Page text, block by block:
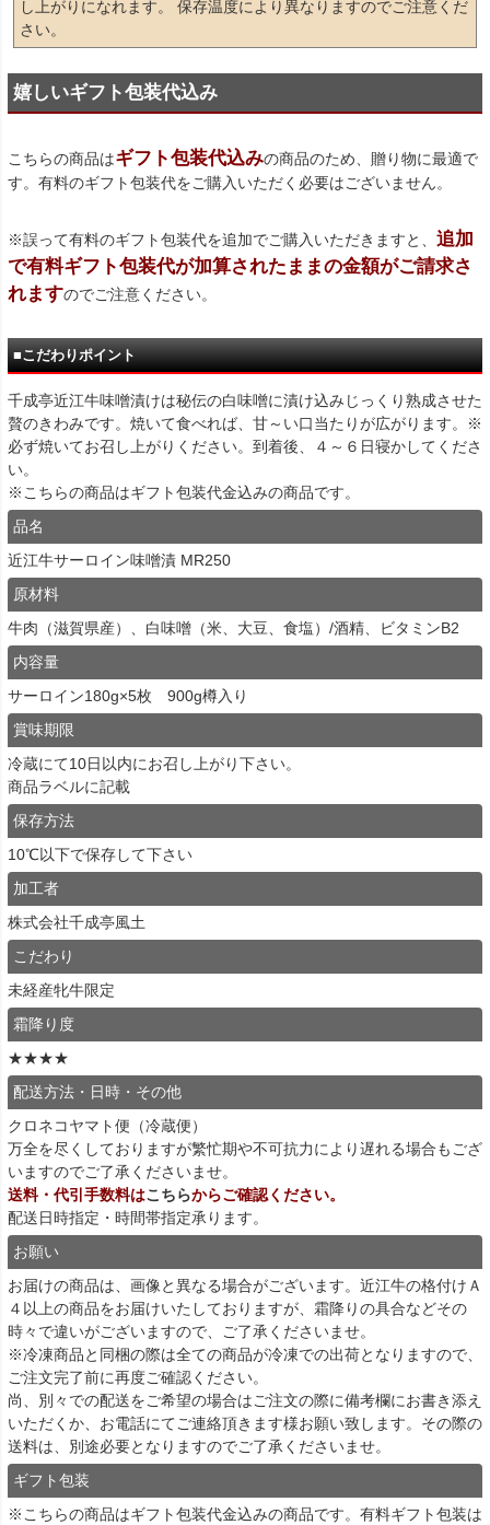
し上がりになれます。 保存温度により異なりますのでご注意くだ
さい。
嬉しいギフト包装代込み
こちらの商品はギフト包装代込みの商品のため、贈り物に最適で
す。有料のギフト包装代をご購入いただく必要はございません。
※誤って有料のギフト包装代を追加でご購入いただきますと、 追加
で有料ギフト包装代が加算されたままの金額がご請求さ
れますのでご注意ください。
■こだわりポイント
千成亭近江牛味噌漬けは秘伝の白味噌に漬け込みじっくり熟成させた
贅のきわみです。焼いて食べれば、甘～い口当たりが広がります。※
必ず焼いてお召し上がりください。到着後、４～６日寝かしてくださ
い。
※こちらの商品はギフト包装代金込みの商品です。
品名
近江牛サーロイン味噌漬 MR250
原材料
牛肉（滋賀県産）、白味噌（米、大豆、食塩）/酒精、ビタミンB2
内容量
サーロイン180g×5枚 900g樽入り
賞味期限
冷蔵にて10日以内にお召し上がり下さい。
商品ラベルに記載
保存方法
10℃以下で保存して下さい
加工者
株式会社千成亭風土
こだわり
未経産牝牛限定
霜降り度
★★★★
配送方法・日時・その他
クロネコヤマト便（冷蔵便）
万全を尽くしておりますが繁忙期や不可抗力により遅れる場合もござ
いますのでご了承くださいませ。
送料・代引手数料はこちらからご確認ください。
配送日時指定・時間帯指定承ります。
お願い
お届けの商品は、画像と異なる場合がございます。近江牛の格付けＡ
４以上の商品をお届けいたしておりますが、霜降りの具合などその
時々で違いがございますので、ご了承くださいませ。
※冷凍商品と同梱の際は全ての商品が冷凍での出荷となりますので、
ご注文完了前に再度ご確認ください。
尚、別々での配送をご希望の場合はご注文の際に備考欄にお書き添え
いただくか、お電話にてご連絡頂きます様お願い致します。その際の
送料は、別途必要となりますのでご了承くださいませ。
ギフト包装
※こちらの商品はギフト包装代金込みの商品です。有料ギフト包装は